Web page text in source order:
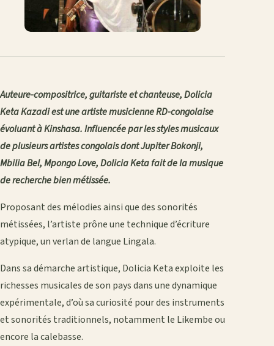
Auteure-compositrice, guitariste et chanteuse, Dolicia
Keta Kazadi est une artiste musicienne RD-congolaise
évoluant à Kinshasa. Influencée par les styles musicaux
de plusieurs artistes congolais dont Jupiter Bokonji,
Mbilia Bel, Mpongo Love, Dolicia Keta fait de la musique
de recherche bien métissée.
Proposant des mélodies ainsi que des sonorités
métissées, l’artiste prône une technique d’écriture
atypique, un verlan de langue Lingala.
Dans sa démarche artistique, Dolicia Keta exploite les
richesses musicales de son pays dans une dynamique
expérimentale, d’où sa curiosité pour des instruments
et sonorités traditionnels, notamment le Likembe ou
encore la calebasse.